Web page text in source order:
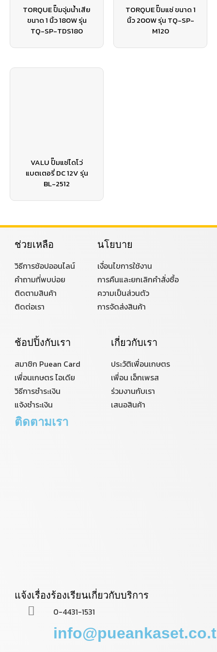
TORQUE ปั๊มจุ่มน้ำเสีย
ขนาด 1 นิ้ว 180W รุ่น
TQ-SP-TDS180
TORQUE ปั๊มแช่ ขนาด 1
นิ้ว 200W รุ่น TQ-SP-
M120
VALU ปั๊มแช่ไดโว่
แบตเตอรี่ DC 12V รุ่น
BL-2512
ช่วยเหลือ
วิธีการช้อปออนไลน์
คำถามที่พบบ่อย
ติดตามสินค้า
ติดต่อเรา
นโยบาย
เงื่อนไขการใช้งาน
การคืนและยกเลิกคำสั่งซื้อ
ความเป็นส่วนตัว
การจัดส่งสินค้า
ช้อปปิ้งกับเรา
สมาชิก Puean Card
เพื่อนเกษตร ไอเดีย
วิธีการชำระเงิน
แจ้งชำระเงิน
เกี่ยวกับเรา
ประวัติเพื่อนเกษตร
เพื่อน เอ็กเพรส
ร่วมงานกับเรา
เสนอสินค้า
ติดตามเรา
แจ้งเรื่องร้องเรียนเกี่ยวกับบริการ
0-4431-1531